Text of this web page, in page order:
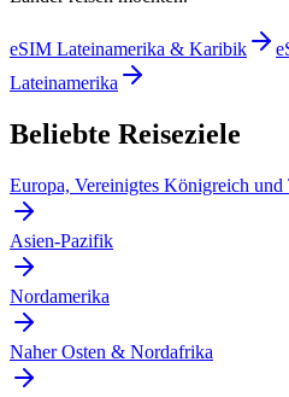
eSIM Lateinamerika & Karibik
Lateinamerika
Beliebte Reiseziele
Europa, Vereinigtes Königreich und
Asien-Pazifik
Nordamerika
Naher Osten & Nordafrika